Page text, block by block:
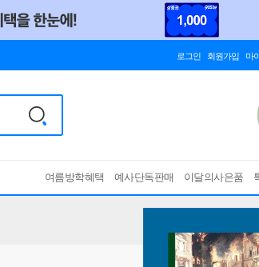
로그인 회원가입 마
여름방학혜택 예사단독판매 이달의사은품